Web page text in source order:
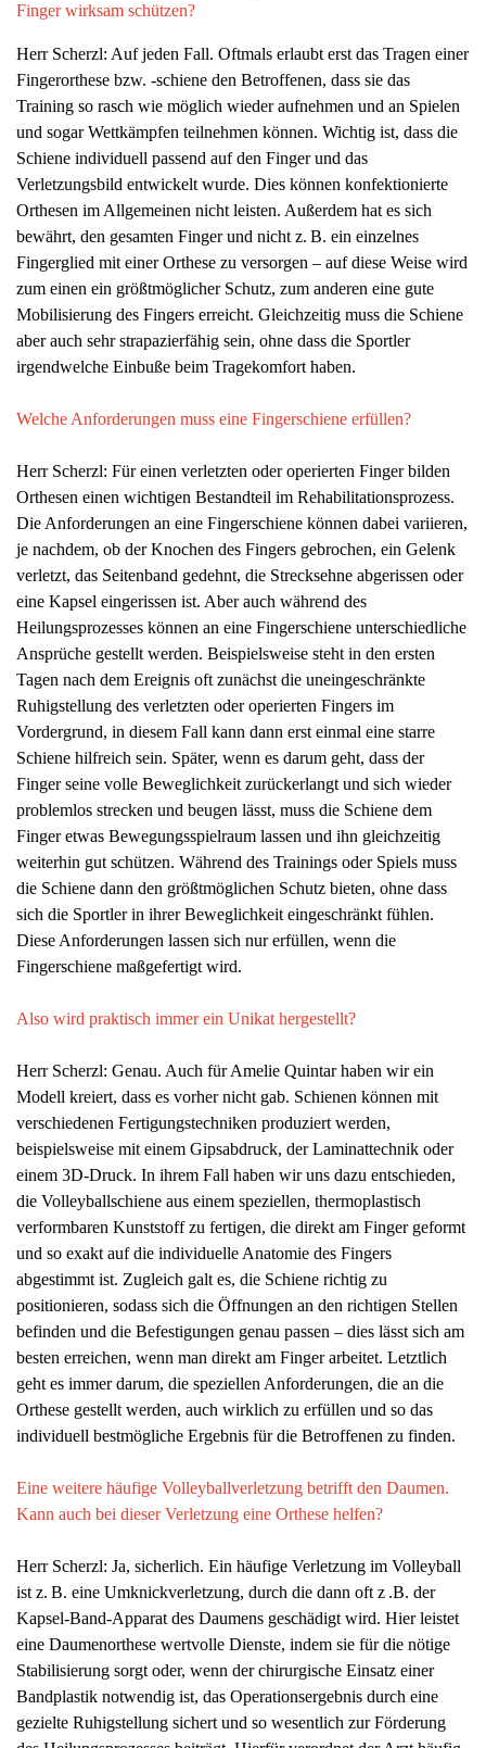
Finger wirksam schützen?
Herr Scherzl: Auf jeden Fall. Oftmals erlaubt erst das Tragen einer
Fingerorthese bzw. -schiene den Betroffenen, dass sie das
Training so rasch wie möglich wieder aufnehmen und an Spielen
und sogar Wettkämpfen teilnehmen können. Wichtig ist, dass die
Schiene individuell passend auf den Finger und das
Verletzungsbild entwickelt wurde. Dies können konfektionierte
Orthesen im Allgemeinen nicht leisten. Außerdem hat es sich
bewährt, den gesamten Finger und nicht z. B. ein einzelnes
Fingerglied mit einer Orthese zu versorgen – auf diese Weise wird
zum einen ein größtmöglicher Schutz, zum anderen eine gute
Mobilisierung des Fingers erreicht. Gleichzeitig muss die Schiene
aber auch sehr strapazierfähig sein, ohne dass die Sportler
irgendwelche Einbuße beim Tragekomfort haben.
Welche Anforderungen muss eine Fingerschiene erfüllen?
Herr Scherzl: Für einen verletzten oder operierten Finger bilden
Orthesen einen wichtigen Bestandteil im Rehabilitationsprozess.
Die Anforderungen an eine Fingerschiene können dabei variieren,
je nachdem, ob der Knochen des Fingers gebrochen, ein Gelenk
verletzt, das Seitenband gedehnt, die Strecksehne abgerissen oder
eine Kapsel eingerissen ist. Aber auch während des
Heilungsprozesses können an eine Fingerschiene unterschiedliche
Ansprüche gestellt werden. Beispielsweise steht in den ersten
Tagen nach dem Ereignis oft zunächst die uneingeschränkte
Ruhigstellung des verletzten oder operierten Fingers im
Vordergrund, in diesem Fall kann dann erst einmal eine starre
Schiene hilfreich sein. Später, wenn es darum geht, dass der
Finger seine volle Beweglichkeit zurückerlangt und sich wieder
problemlos strecken und beugen lässt, muss die Schiene dem
Finger etwas Bewegungsspielraum lassen und ihn gleichzeitig
weiterhin gut schützen. Während des Trainings oder Spiels muss
die Schiene dann den größtmöglichen Schutz bieten, ohne dass
sich die Sportler in ihrer Beweglichkeit eingeschränkt fühlen.
Diese Anforderungen lassen sich nur erfüllen, wenn die
Fingerschiene maßgefertigt wird.
Also wird praktisch immer ein Unikat hergestellt?
Herr Scherzl: Genau. Auch für Amelie Quintar haben wir ein
Modell kreiert, dass es vorher nicht gab. Schienen können mit
verschiedenen Fertigungstechniken produziert werden,
beispielsweise mit einem Gipsabdruck, der Laminattechnik oder
einem 3D-Druck. In ihrem Fall haben wir uns dazu entschieden,
die Volleyballschiene aus einem speziellen, thermoplastisch
verformbaren Kunststoff zu fertigen, die direkt am Finger geformt
und so exakt auf die individuelle Anatomie des Fingers
abgestimmt ist. Zugleich galt es, die Schiene richtig zu
positionieren, sodass sich die Öffnungen an den richtigen Stellen
befinden und die Befestigungen genau passen – dies lässt sich am
besten erreichen, wenn man direkt am Finger arbeitet. Letztlich
geht es immer darum, die speziellen Anforderungen, die an die
Orthese gestellt werden, auch wirklich zu erfüllen und so das
individuell bestmögliche Ergebnis für die Betroffenen zu finden.
Eine weitere häufige Volleyballverletzung betrifft den Daumen.
Kann auch bei dieser Verletzung eine Orthese helfen?
Herr Scherzl: Ja, sicherlich. Ein häufige Verletzung im Volleyball
ist z. B. eine Umknickverletzung, durch die dann oft z .B. der
Kapsel-Band-Apparat des Daumens geschädigt wird. Hier leistet
eine Daumenorthese wertvolle Dienste, indem sie für die nötige
Stabilisierung sorgt oder, wenn der chirurgische Einsatz einer
Bandplastik notwendig ist, das Operationsergebnis durch eine
gezielte Ruhigstellung sichert und so wesentlich zur Förderung